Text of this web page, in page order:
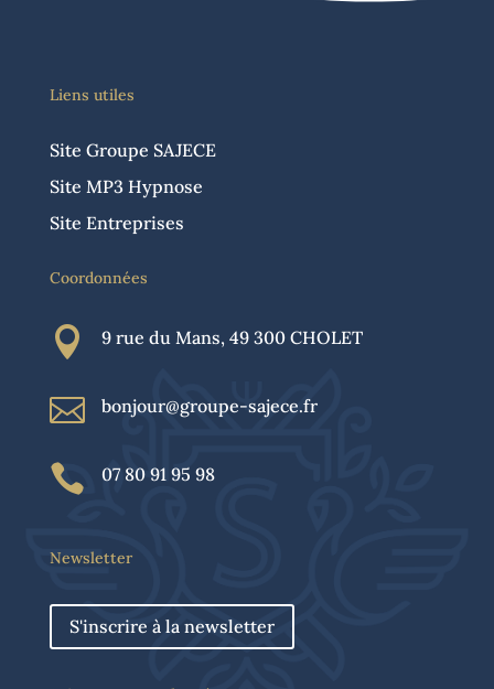
Liens utiles
Site Groupe SAJECE
Site MP3 Hypnose
Site Entreprises
Coordonnées
 9 rue du Mans, 49 300 CHOLET
 bonjour@groupe-sajece.fr
 07 80 91 95 98
Newsletter
S'inscrire à la newsletter